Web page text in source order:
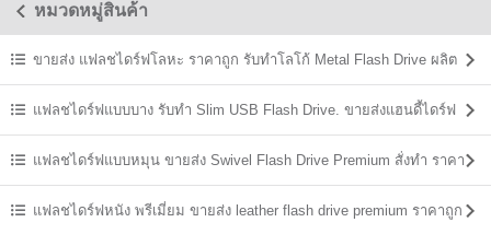
หมวดหมู่สินค้า
ขายส่ง แฟลชไดร์ฟโลหะ ราคาถูก รับทำโลโก้ Metal Flash Drive ผลิต
ราคาส่งแฟลชไดร์ฟแบบบาง รับทำ Slim USB Flash Drive. ขายส่งแฮนดี้ไดร์ฟ
ราคาถูกแฟลชไดร์ฟแบบหมุน ขายส่ง Swivel Flash Drive Premium สั่งทำ ราคา
ถูก แฟลชไดร์ฟหนัง พรีเมี่ยม ขายส่ง leather flash drive premium ราคาถูก